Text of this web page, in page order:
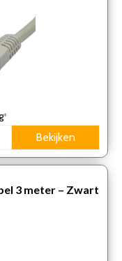
*
Bekijken
3 meter – Zwart